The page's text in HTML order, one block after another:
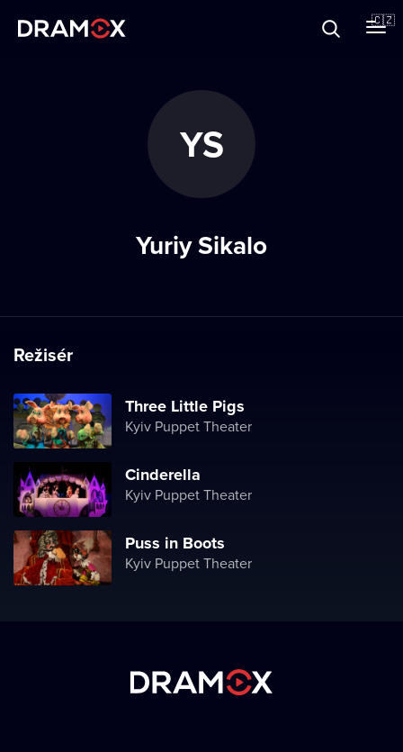
🇨🇿
YS
Yuriy Sikalo
Režisér
Three Little Pigs
Kyiv Puppet Theater
Cinderella
Kyiv Puppet Theater
Puss in Boots
Kyiv Puppet Theater